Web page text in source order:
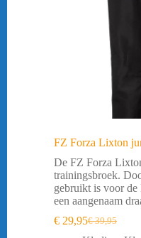
FZ Forza Lixton
De FZ Forza
trainingsbroek.
gebruikt is voor
een aangenaam
€39,95
€ 29,95Huidige